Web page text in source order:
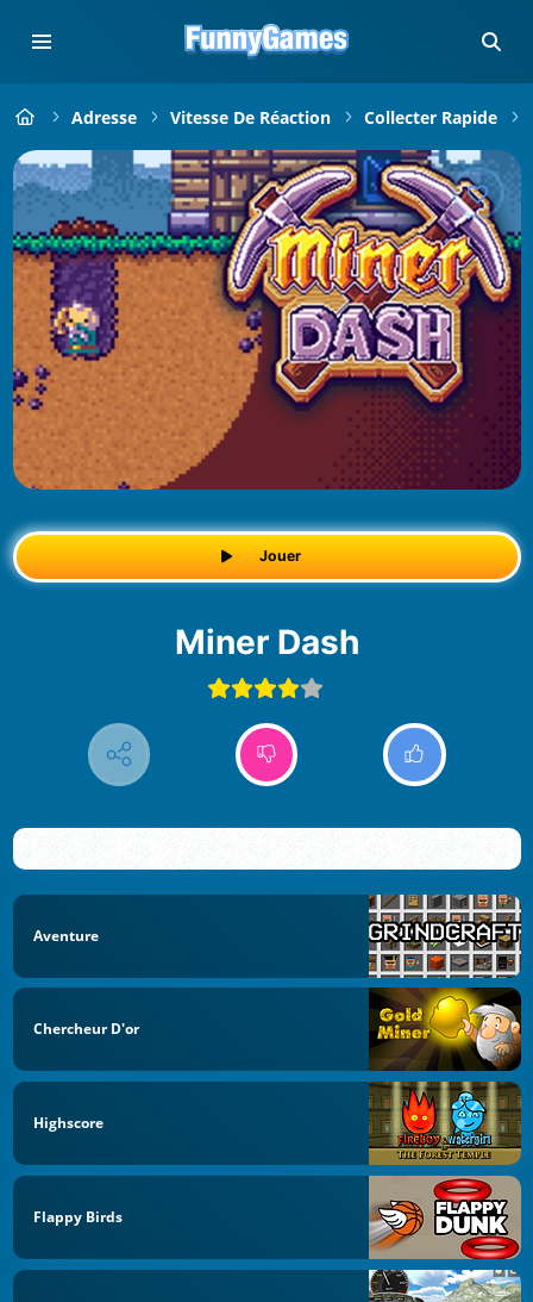
Adresse Vitesse De Réaction Collecter Rapide
Jouer
Miner Dash
Aventure
Chercheur D'or
Highscore
Flappy Birds